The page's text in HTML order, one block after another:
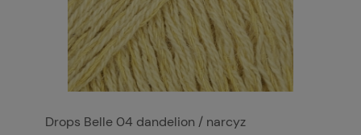
Drops Belle 04 dandelion / narcyz